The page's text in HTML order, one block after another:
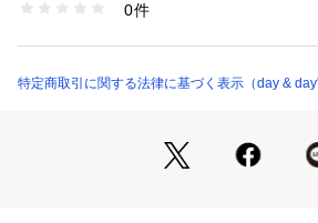
5200000000617
0件
特定商取引に関する法律に基づく表示（day &